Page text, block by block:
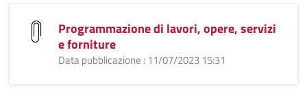
Programmazione di lavori, opere, servizi
e forniture
Data pubblicazione : 11/07/2023 15:31